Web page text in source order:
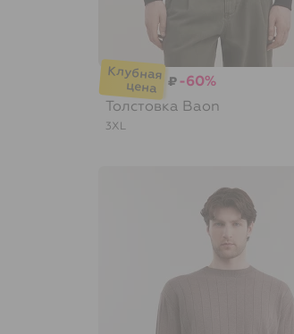
₽ -60%
Толстовка Baon
3XL